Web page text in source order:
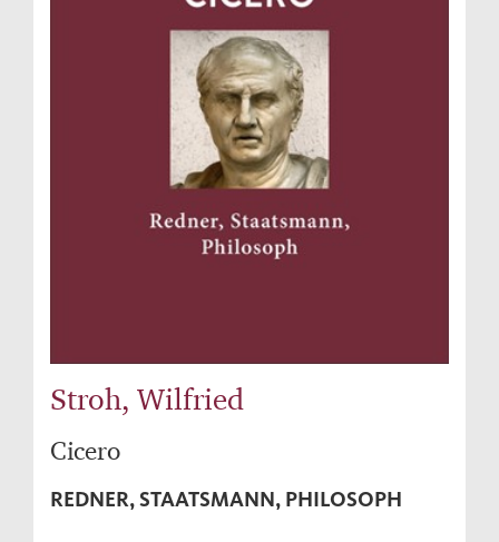
Stroh, Wilfried
Cicero
REDNER, STAATSMANN, PHILOSOPH